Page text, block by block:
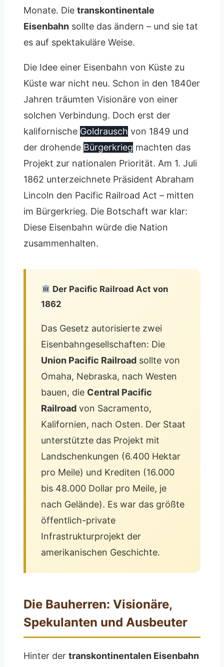
Monate. Die transkontinentale
Eisenbahn sollte das ändern – und sie tat
es auf spektakuläre Weise.
Die Idee einer Eisenbahn von Küste zu
Küste war nicht neu. Schon in den 1840er
Jahren träumten Visionäre von einer
solchen Verbindung. Doch erst der
kalifornische Goldrausch von 1849 und
der drohende Bürgerkrieg machten das
Projekt zur nationalen Priorität. Am 1. Juli
1862 unterzeichnete Präsident Abraham
Lincoln den Pacific Railroad Act – mitten
im Bürgerkrieg. Die Botschaft war klar:
Diese Eisenbahn würde die Nation
zusammenhalten.
Der Pacific Railroad Act von
1862
Das Gesetz autorisierte zwei
Eisenbahngesellschaften: Die
Union Pacific Railroad sollte von
Omaha, Nebraska, nach Westen
bauen, die Central Pacific
Railroad von Sacramento,
Kalifornien, nach Osten. Der Staat
unterstützte das Projekt mit
Landschenkungen (6.400 Hektar
pro Meile) und Krediten (16.000
bis 48.000 Dollar pro Meile, je
nach Gelände). Es war das größte
öffentlich-private
Infrastrukturprojekt der
amerikanischen Geschichte.
Die Bauherren: Visionäre,
Spekulanten und Ausbeuter
Hinter der transkontinentalen Eisenbahn